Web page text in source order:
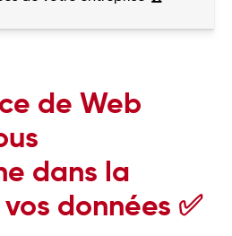
de Web
dans la
données ✅